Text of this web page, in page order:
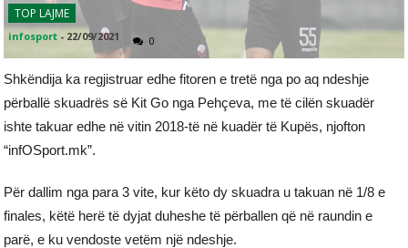
TOP LAJME
infosport - 22/09/2021 0
Shkëndija ka regjistruar edhe fitoren e tretë nga po aq ndeshje
përballë skuadrës së Kit Go nga Pehçeva, me të cilën skuadër
ishte takuar edhe në vitin 2018-të në kuadër të Kupës, njofton
“infOSport.mk”.
Për dallim nga para 3 vite, kur këto dy skuadra u takuan në 1/8 e
finales, këtë herë të dyjat duheshe të përballen që në raundin e
parë, e ku vendoste vetëm një ndeshje.